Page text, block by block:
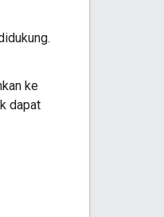
ke
dapat